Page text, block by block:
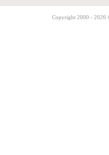
Copyright 2000 - 2026